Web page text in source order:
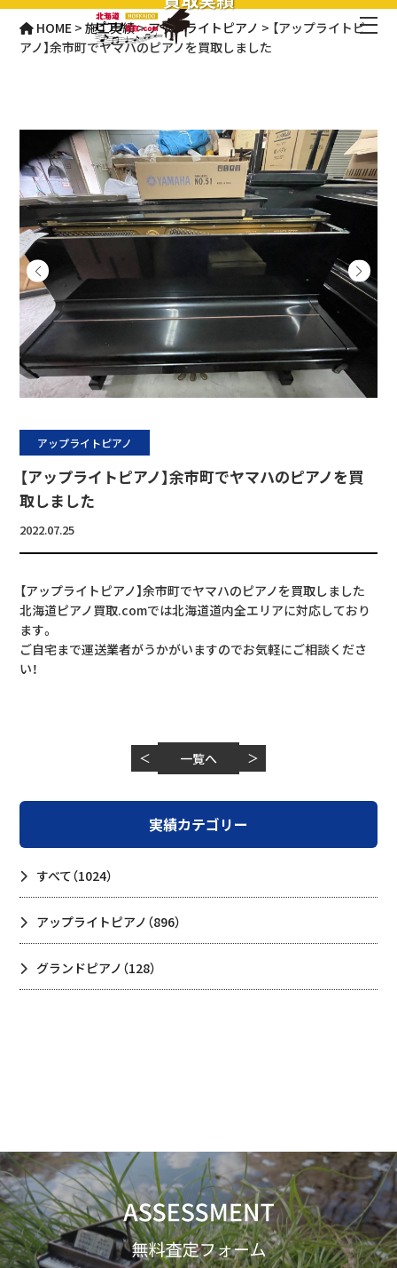
HOME >施工実績>アップライトピアノ > 【アップライトピ
アノ】余市町でヤマハのピアノを買取しました
アップライトピアノ
【アップライトピアノ】余市町でヤマハのピアノを買
取しました
2022.07.25
【アップライトピアノ】余市町でヤマハのピアノを買取しました
北海道ピアノ買取.comでは北海道道内全エリアに対応しており
ます。
ご自宅まで運送業者がうかがいますのでお気軽にご相談くださ
い！
＜ 一覧へ ＞
実績カテゴリー
すべて（1024）
アップライトピアノ （896）
グランドピアノ （128）